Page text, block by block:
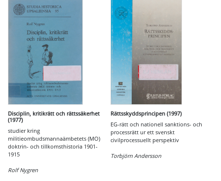
Disciplin, kritikrätt och rättssäkerhet
(1977)
studier kring
militieombudsmannaämbetets (MO)
doktrin- och tillkomsthistoria 1901-
1915
Rolf Nygren
Rättsskyddsprincipen (1997)
EG-rätt och nationell sanktions- och
processrätt ur ett svenskt
civilprocessuellt perspektiv
Torbjörn Andersson